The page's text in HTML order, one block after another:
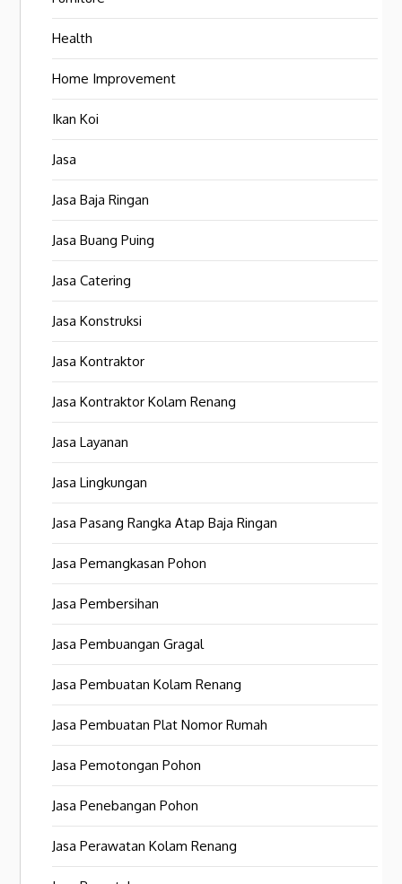
Health
Home Improvement
Ikan Koi
Jasa
Jasa Baja Ringan
Jasa Buang Puing
Jasa Catering
Jasa Konstruksi
Jasa Kontraktor
Jasa Kontraktor Kolam Renang
Jasa Layanan
Jasa Lingkungan
Jasa Pasang Rangka Atap Baja Ringan
Jasa Pemangkasan Pohon
Jasa Pembersihan
Jasa Pembuangan Gragal
Jasa Pembuatan Kolam Renang
Jasa Pembuatan Plat Nomor Rumah
Jasa Pemotongan Pohon
Jasa Penebangan Pohon
Jasa Perawatan Kolam Renang